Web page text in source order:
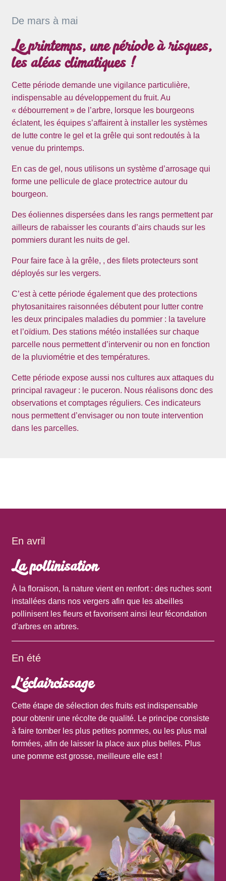
De mars à mai
Le printemps, une période à risques,
les aléas climatiques !
Cette période demande une vigilance particulière,
indispensable au développement du fruit. Au
« débourrement » de l’arbre, lorsque les bourgeons
éclatent, les équipes s’affairent à installer les systèmes
de lutte contre le gel et la grêle qui sont redoutés à la
venue du printemps.
En cas de gel, nous utilisons un système d’arrosage qui
forme une pellicule de glace protectrice autour du
bourgeon.
Des éoliennes dispersées dans les rangs permettent par
ailleurs de rabaisser les courants d’airs chauds sur les
pommiers durant les nuits de gel.
Pour faire face à la grêle, , des filets protecteurs sont
déployés sur les vergers.
C’est à cette période également que des protections
phytosanitaires raisonnées débutent pour lutter contre
les deux principales maladies du pommier : la tavelure
et l’oïdium. Des stations météo installées sur chaque
parcelle nous permettent d’intervenir ou non en fonction
de la pluviométrie et des températures.
Cette période expose aussi nos cultures aux attaques du
principal ravageur : le puceron. Nous réalisons donc des
observations et comptages réguliers. Ces indicateurs
nous permettent d’envisager ou non toute intervention
dans les parcelles.
En avril
La pollinisation
À la floraison, la nature vient en renfort : des ruches sont
installées dans nos vergers afin que les abeilles
pollinisent les fleurs et favorisent ainsi leur fécondation
d’arbres en arbres.
En été
L’éclaircissage
Cette étape de sélection des fruits est indispensable
pour obtenir une récolte de qualité. Le principe consiste
à faire tomber les plus petites pommes, ou les plus mal
formées, afin de laisser la place aux plus belles. Plus
une pomme est grosse, meilleure elle est !